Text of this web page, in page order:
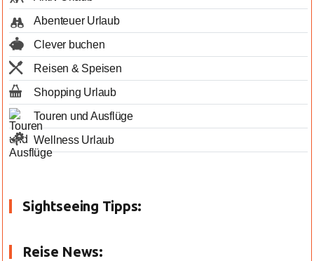
Abenteuer Urlaub
Clever buchen
Reisen & Speisen
Shopping Urlaub
Touren und Ausflüge
Wellness Urlaub
Sightseeing Tipps:
Reise News: